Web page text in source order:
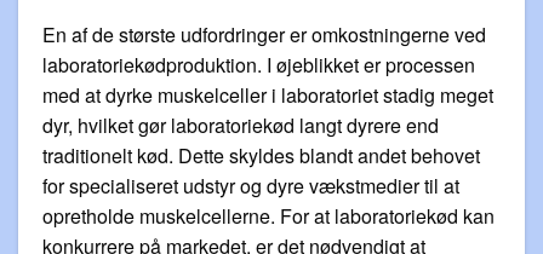
En af de største udfordringer er omkostningerne ved
laboratoriekødproduktion. I øjeblikket er processen
med at dyrke muskelceller i laboratoriet stadig meget
dyr, hvilket gør laboratoriekød langt dyrere end
traditionelt kød. Dette skyldes blandt andet behovet
for specialiseret udstyr og dyre vækstmedier til at
opretholde muskelcellerne. For at laboratoriekød kan
konkurrere på markedet, er det nødvendigt at